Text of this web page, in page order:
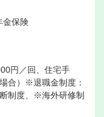
金保険
円／回、住宅手
合）※退職金制度：
制度、※海外研修制